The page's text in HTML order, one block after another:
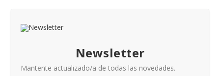
Newsletter
Mantente actualizado/a de todas las novedades.